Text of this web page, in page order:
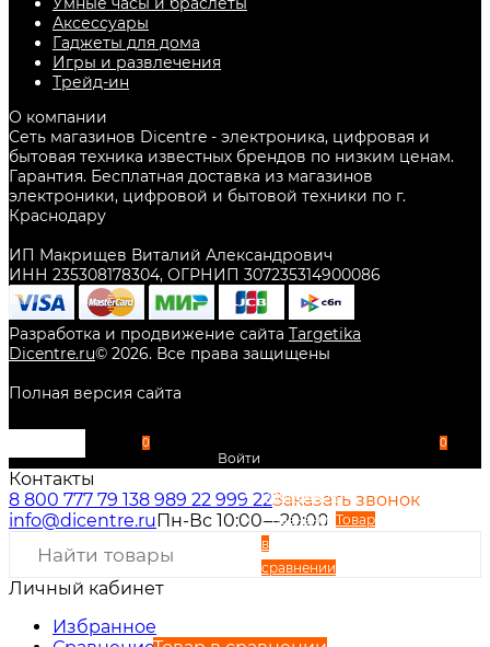
Аксессуары
Гаджеты для дома
Игры и развлечения
Трейд-ин
О компании
Сеть магазинов Dicentre - электроника, цифровая и
бытовая техника известных брендов по низким ценам.
Гарантия. Бесплатная доставка из магазинов
электроники, цифровой и бытовой техники по г.
Краснодару
ИП Макрищев Виталий Александрович
ИНН 235308178304, ОГРНИП 307235314900086
Разработка и продвижение сайта Targetika
Dicentre.ru© 2026. Все права защищены
Полная версия сайта
0
Войти
Избранное
Сравнение Товар
в
сравнении
0
Контакты
8 800 777 79 138 989 22 999 22Заказать звонок
info@dicentre.ruПн-Вс 10:00—20:00
Личный кабинет
Избранное